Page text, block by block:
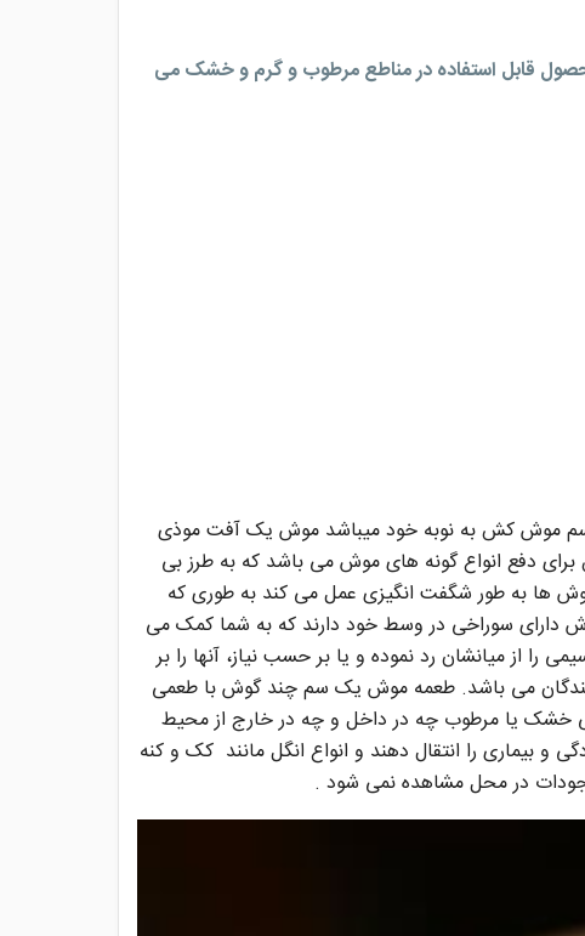
قابل استفاده در مناطع مرطوب و گرم و خشک می
سم موش کش به نوبه خود میباشد موش یک آفت موذی
دفع انواع گونه های موش می باشد که به طرز بی
ها به طور شگفت انگیزی عمل می کند به طوری که
طعمه های چند گوش دارای سوراخی در وسط خود دارند که به شما کمک می
را از میانشان رد نموده و یا بر حسب نیاز، آنها را بر
می باشد. طعمه موش یک سم چند گوش با طعمی
خشک یا مرطوب چه در داخل و چه در خارج از محیط
و بیماری را انتقال دهند و انواع انگل مانند کک و کنه
در محل مشاهده نمی شود .